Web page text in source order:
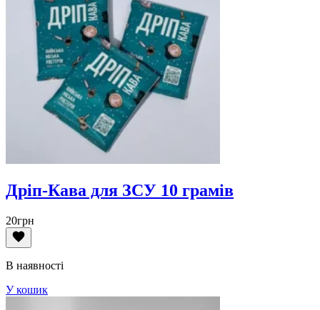
Дріп-Кава для ЗСУ 10 грамів
20грн
В наявності
У кошик